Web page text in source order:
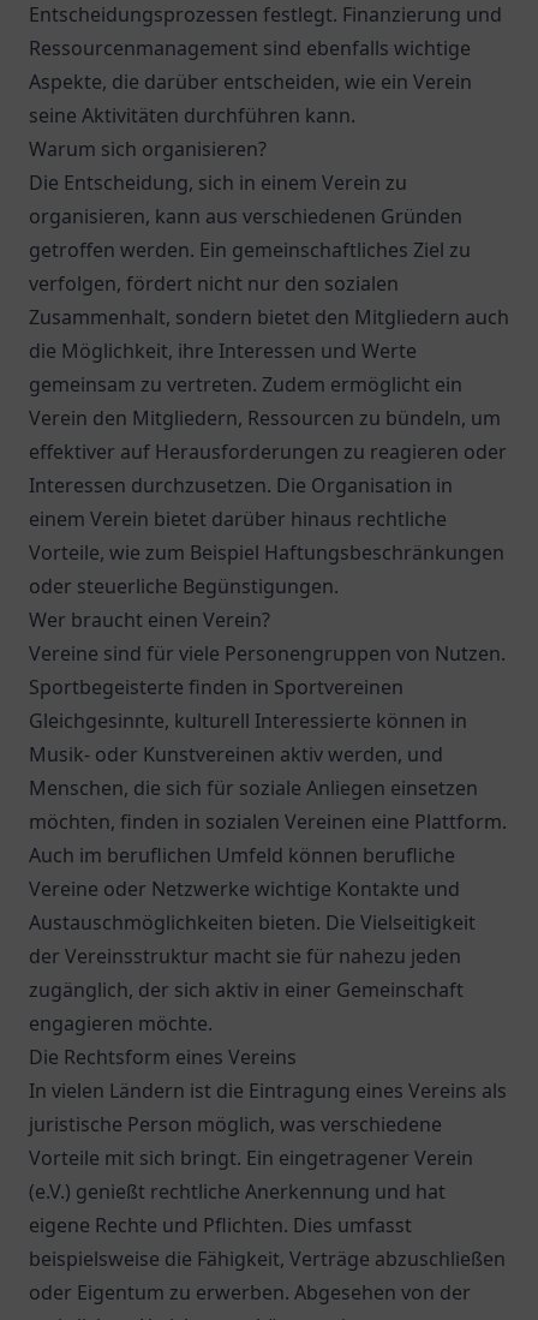
Entscheidungsprozessen festlegt. Finanzierung und
Ressourcenmanagement sind ebenfalls wichtige
Aspekte, die darüber entscheiden, wie ein Verein
seine Aktivitäten durchführen kann.
Warum sich organisieren?
Die Entscheidung, sich in einem Verein zu
organisieren, kann aus verschiedenen Gründen
getroffen werden. Ein gemeinschaftliches Ziel zu
verfolgen, fördert nicht nur den sozialen
Zusammenhalt, sondern bietet den Mitgliedern auch
die Möglichkeit, ihre Interessen und Werte
gemeinsam zu vertreten. Zudem ermöglicht ein
Verein den Mitgliedern, Ressourcen zu bündeln, um
effektiver auf Herausforderungen zu reagieren oder
Interessen durchzusetzen. Die Organisation in
einem Verein bietet darüber hinaus rechtliche
Vorteile, wie zum Beispiel Haftungsbeschränkungen
oder steuerliche Begünstigungen.
Wer braucht einen Verein?
Vereine sind für viele Personengruppen von Nutzen.
Sportbegeisterte finden in Sportvereinen
Gleichgesinnte, kulturell Interessierte können in
Musik- oder Kunstvereinen aktiv werden, und
Menschen, die sich für soziale Anliegen einsetzen
möchten, finden in sozialen Vereinen eine Plattform.
Auch im beruflichen Umfeld können berufliche
Vereine oder Netzwerke wichtige Kontakte und
Austauschmöglichkeiten bieten. Die Vielseitigkeit
der Vereinsstruktur macht sie für nahezu jeden
zugänglich, der sich aktiv in einer Gemeinschaft
engagieren möchte.
Die Rechtsform eines Vereins
In vielen Ländern ist die Eintragung eines Vereins als
juristische Person möglich, was verschiedene
Vorteile mit sich bringt. Ein eingetragener Verein
(e.V.) genießt rechtliche Anerkennung und hat
eigene Rechte und Pflichten. Dies umfasst
beispielsweise die Fähigkeit, Verträge abzuschließen
oder Eigentum zu erwerben. Abgesehen von der